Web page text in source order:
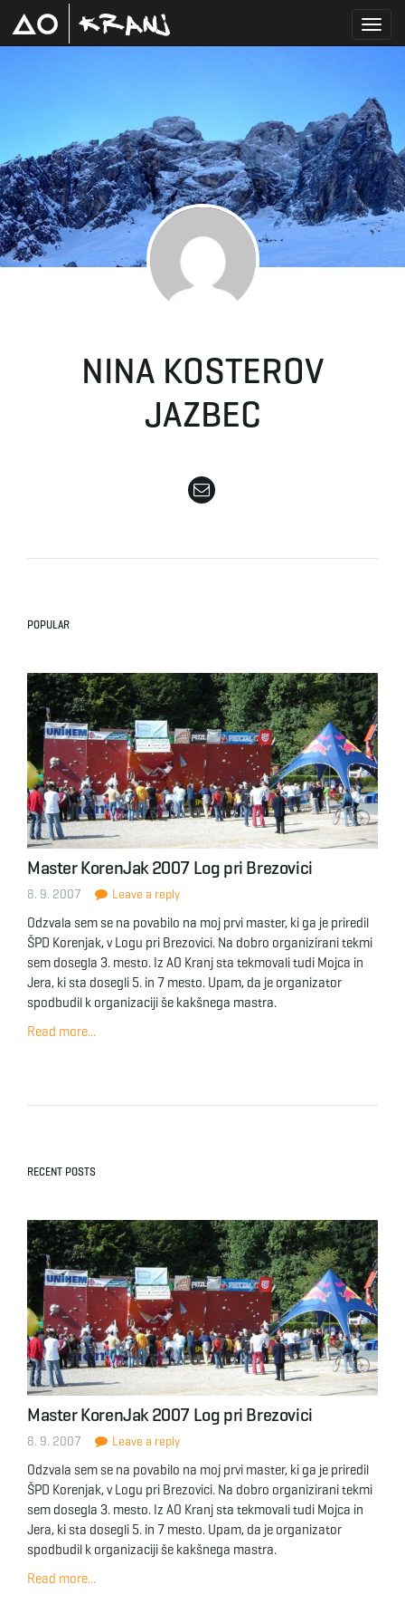
o
g
v
i
g
NINA KOSTEROV
JAZBEC
POPULAR
Master KorenJak 2007 Log pri Brezovici
8. 9. 2007 Leave a reply
Odzvala sem se na povabilo na moj prvi master, ki ga je priredil
ŠPD Korenjak, v Logu pri Brezovici. Na dobro organizirani tekmi
sem dosegla 3. mesto. Iz AO Kranj sta tekmovali tudi Mojca in
Jera, ki sta dosegli 5. in 7 mesto. Upam, da je organizator
spodbudil k organizaciji še kakšnega mastra.
Read more...
RECENT POSTS
Master KorenJak 2007 Log pri Brezovici
8. 9. 2007 Leave a reply
Odzvala sem se na povabilo na moj prvi master, ki ga je priredil
ŠPD Korenjak, v Logu pri Brezovici. Na dobro organizirani tekmi
sem dosegla 3. mesto. Iz AO Kranj sta tekmovali tudi Mojca in
Jera, ki sta dosegli 5. in 7 mesto. Upam, da je organizator
spodbudil k organizaciji še kakšnega mastra.
Read more...